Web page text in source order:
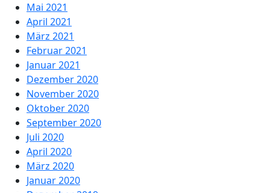
Mai 2021
April 2021
März 2021
Februar 2021
Januar 2021
Dezember 2020
November 2020
Oktober 2020
September 2020
Juli 2020
April 2020
März 2020
Januar 2020